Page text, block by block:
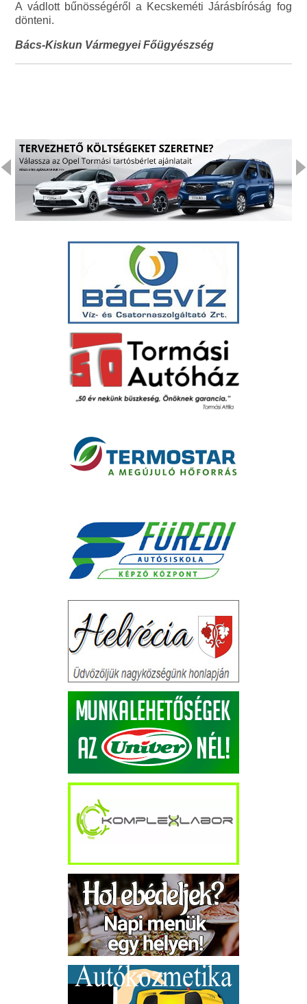
A vádlott bűnösségéről a Kecskeméti Járásbíróság fog
dönteni.
Bács-Kiskun Vármegyei Főügyészség